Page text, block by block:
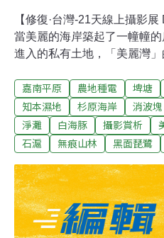
【修復·台灣-21天線上攝影
當美麗的海岸築起了一幢幢
進入的私有土地，「美麗灣
原海岸興建飯店，但開發之
引起民間持續的抗爭並發起環
環評程序及建照違法，但建築
終，在2016年最高法院判決
了多年的纏訟過程。而業者和
2020年出爐，台東縣府需賠
後續利用上，縣府認為因為
續利用該建築物；而民間團
的立場上主張拆除。【延伸
嘉南平原 農地種電 埤塘
知本濕地
杉原海岸 消波塊
淨灘
白海豚 攝影賞析
石滬
無痕山林 黑面琵鷺